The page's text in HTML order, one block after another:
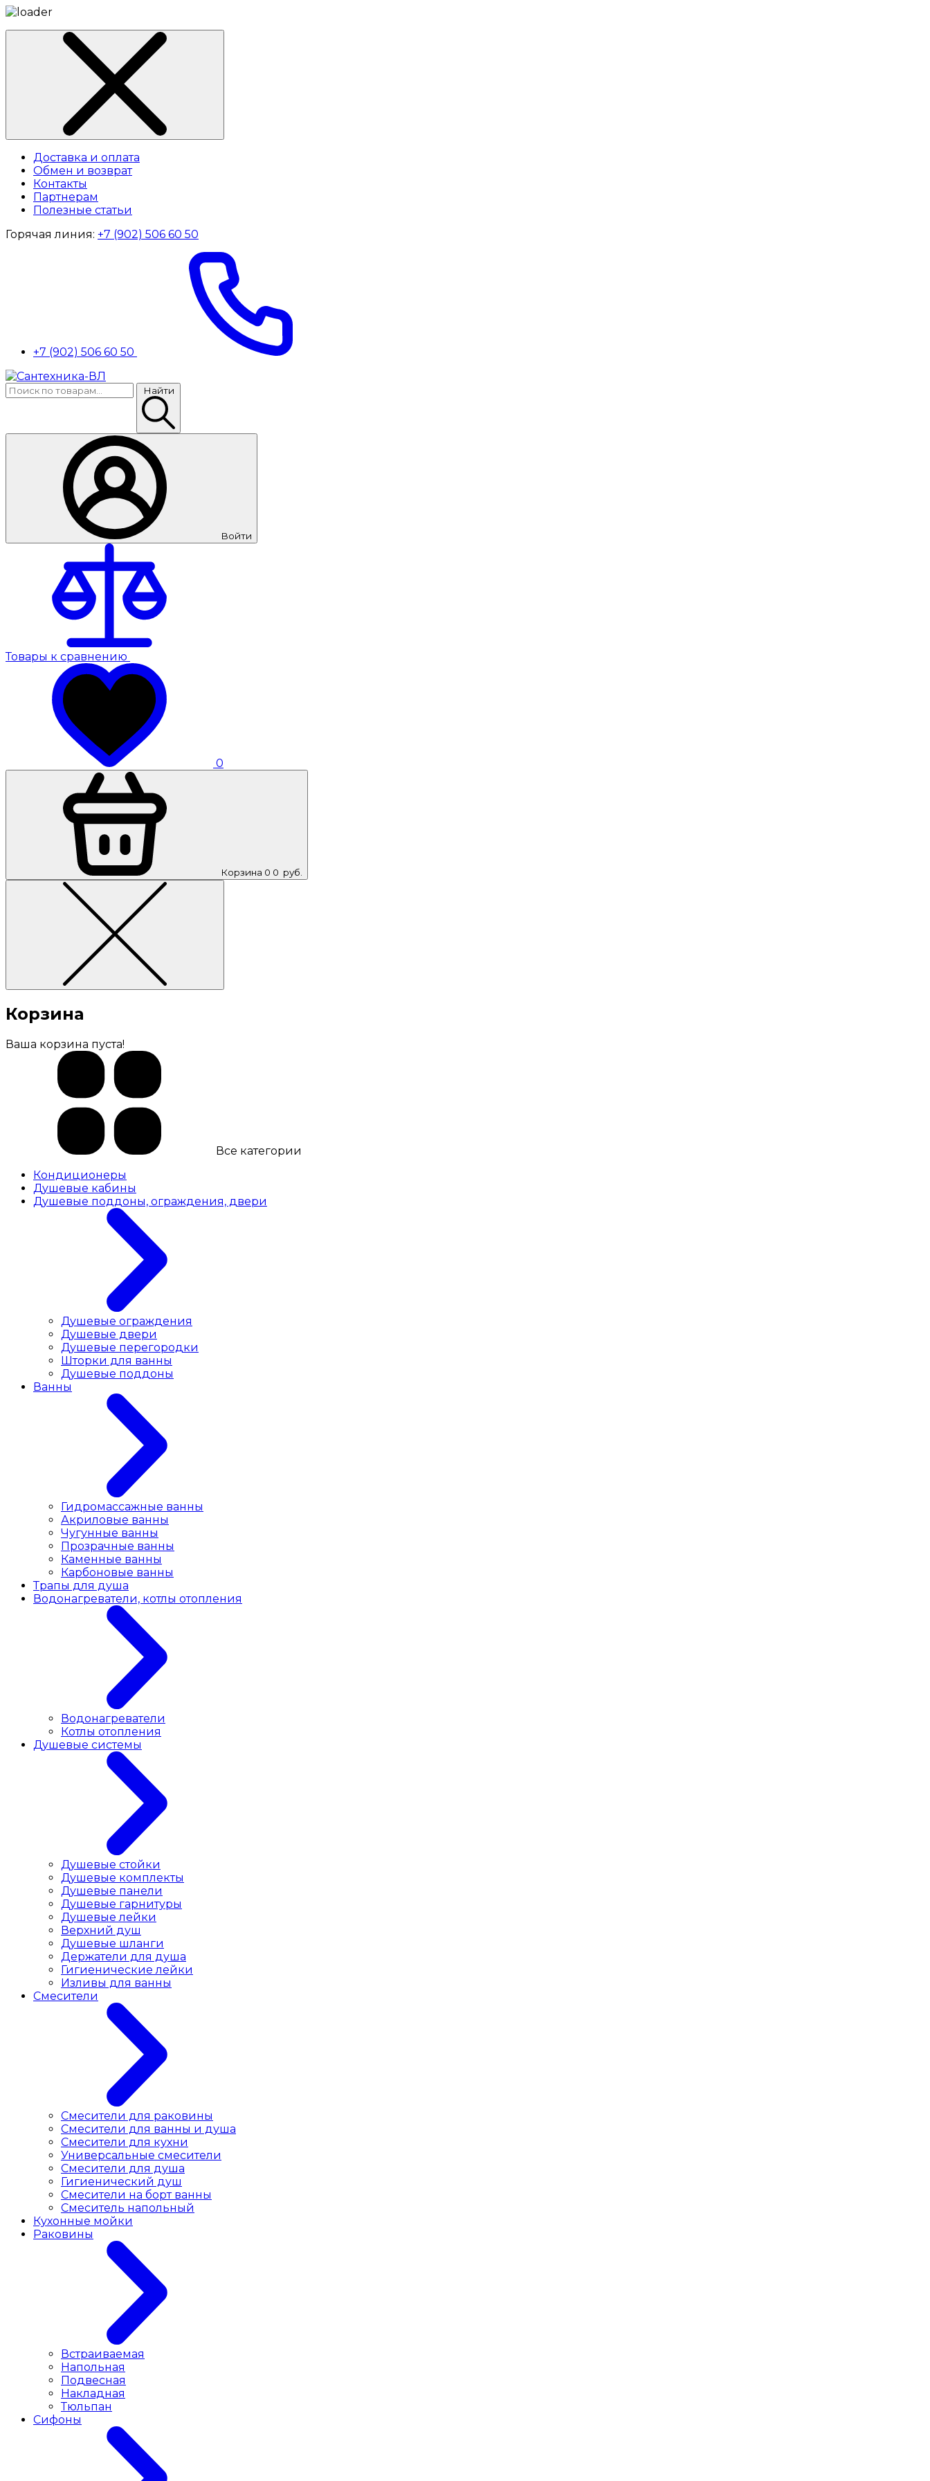
Доставка и оплата
Обмен и возврат
Контакты
Партнерам
Полезные статьи
Горячая линия: +7 (902) 506 60 50
+7 (902) 506 60 50
Найти
Войти
Товары к сравнению
0
Корзина 0 0 руб.
Корзина
Ваша корзина пуста!
Все категории
Кондиционеры
Душевые кабины
Душевые поддоны, ограждения, двери
Душевые ограждения
Душевые двери
Душевые перегородки
Шторки для ванны
Душевые поддоны
Ванны
Гидромассажные ванны
Акриловые ванны
Чугунные ванны
Прозрачные ванны
Каменные ванны
Карбоновые ванны
Трапы для душа
Водонагреватели, котлы отопления
Водонагреватели
Котлы отопления
Душевые системы
Душевые стойки
Душевые комплекты
Душевые панели
Душевые гарнитуры
Душевые лейки
Верхний душ
Душевые шланги
Держатели для душа
Гигиенические лейки
Изливы для ванны
Смесители
Смесители для раковины
Cмесители для ванны и душа
Смесители для кухни
Универсальные смесители
Смесители для душа
Гигиенический душ
Смесители на борт ванны
Смеситель напольный
Кухонные мойки
Раковины
Встраиваемая
Напольная
Подвесная
Накладная
Тюльпан
Сифоны